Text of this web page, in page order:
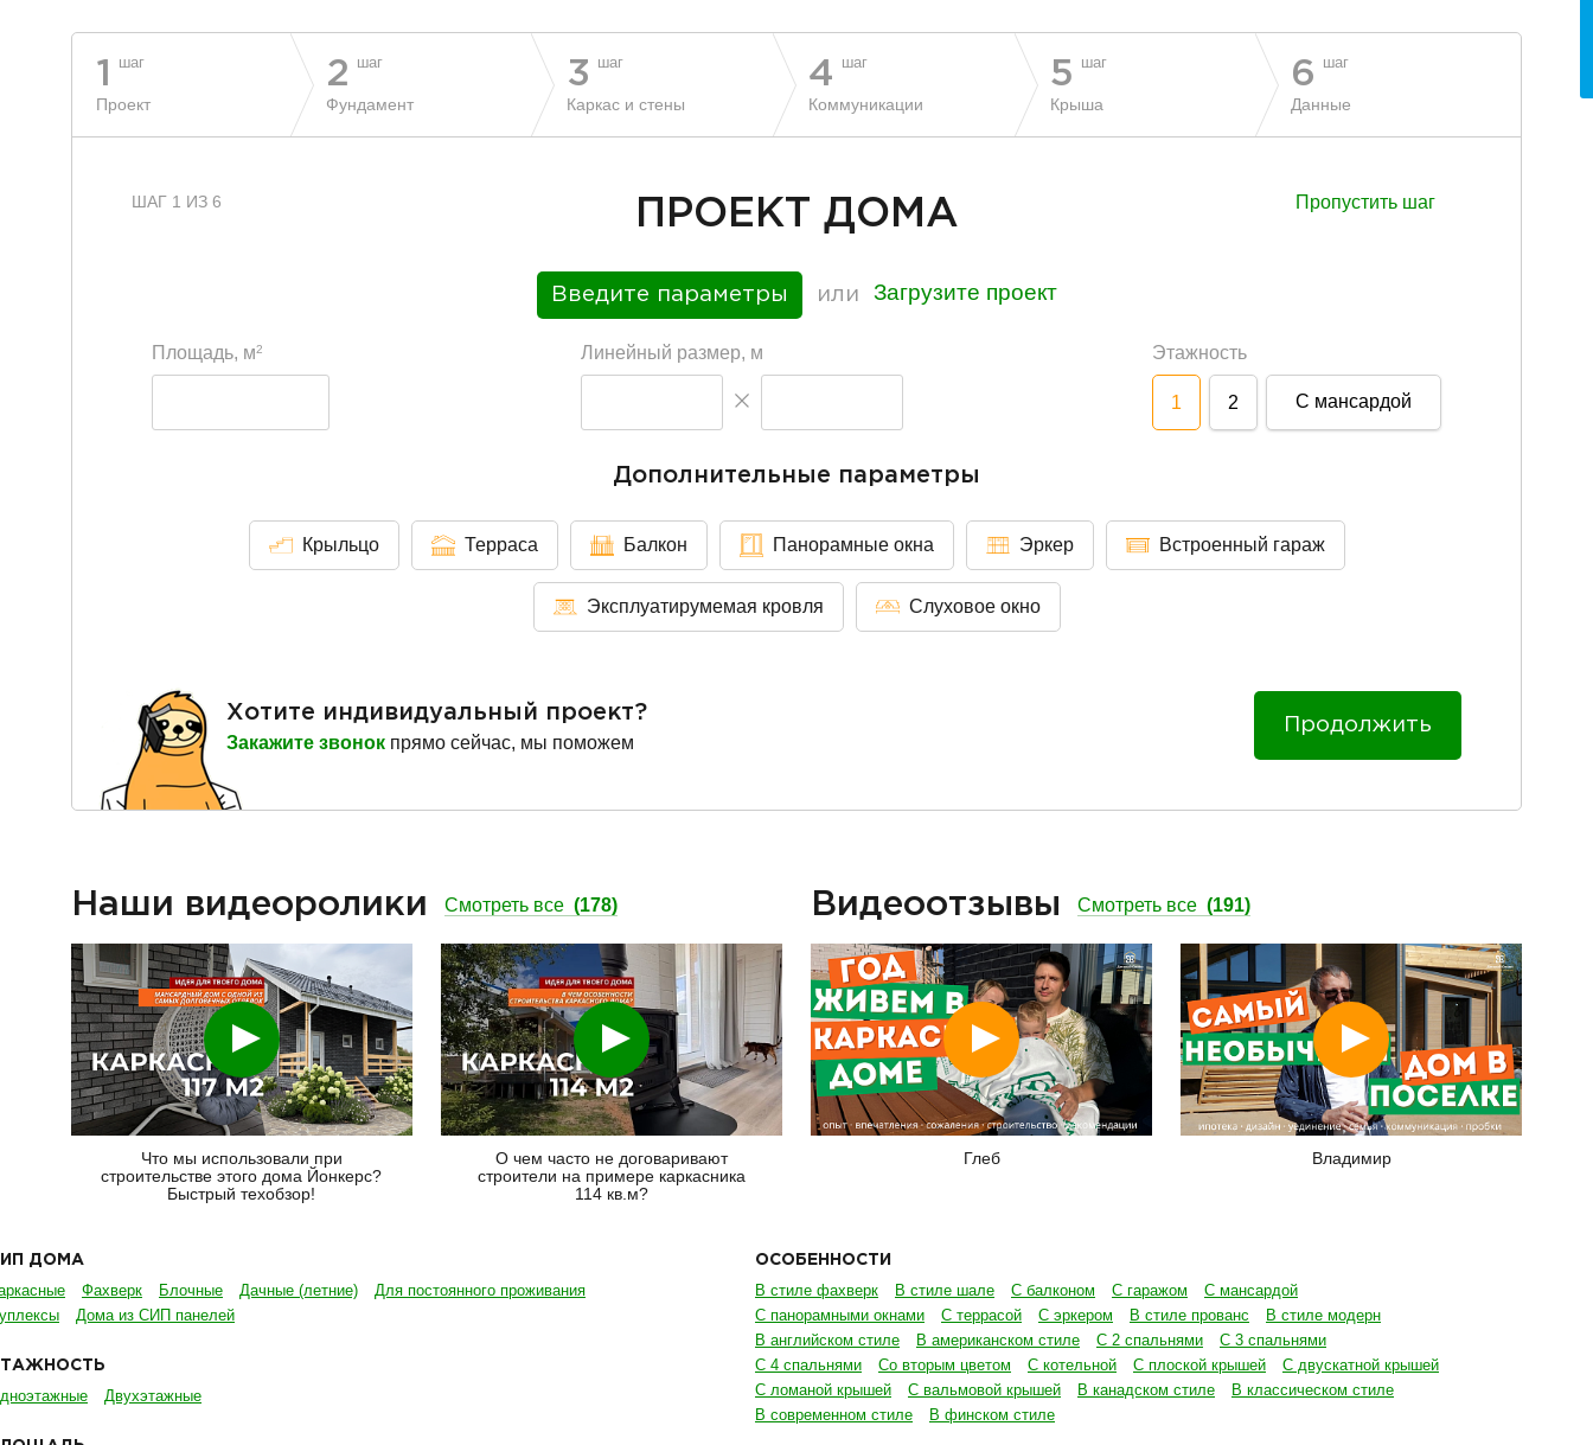
1 шаг
Проект
2 шаг
Фундамент
3 шаг
Каркас и стены
4 шаг
Коммуникации
5 шаг
Крыша
6 шаг
Данные
ШАГ 1 ИЗ 6 ПРОЕКТ ДОМА Пропустить шаг
Введите параметры или Загрузите проект
Площадь, м2 Линейный размер, м Этажность
1 2 С мансардой
Дополнительные параметры
Крыльцо Терраса Балкон Панорамные окна Эркер Встроенный гараж
Эксплуатирумемая кровля Слуховое окно
Хотите индивидуальный проект?
Закажите звонок прямо сейчас, мы поможем
Продолжить
Наши видеоролики Смотреть все (178)
Смотреть
Что мы использовали при
строительстве этого дома Йонкерс?
Быстрый техобзор!
Смотреть
О чем часто не договаривают
строители на примере каркасника
114 кв.м?
Видеоотзывы Смотреть все (191)
Смотреть
Глеб
Смотреть
Владимир
ДОМА
Фахверк Блочные Дачные (летние)
Для постоянного проживания
Дома из СИП панелей
Двухэтажные
ОСОБЕННОСТИ
В стиле фахверк В стиле шале С балконом С гаражом
С мансардой
С панорамными окнами
С террасой С эркером В стиле прованс
В стиле модерн
В английском стиле
В американском стиле С 2 спальнями
С 3 спальнями
С 4 спальнями
Со вторым цветом С котельной С плоской крышей
С двускатной крышей
С ломаной крышей
С вальмовой крышей В канадском стиле
В классическом стиле
В современном стиле
В финском стиле